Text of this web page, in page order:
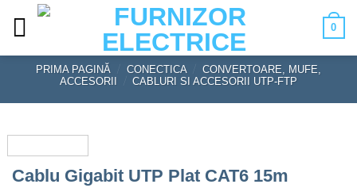
0
PRIMA PAGINĂ CONECTICA
CONVERTOARE, MUFE,
ACCESORII
CABLURI SI ACCESORII UTP-FTP
Cablu Gigabit UTP Plat CAT6 15m